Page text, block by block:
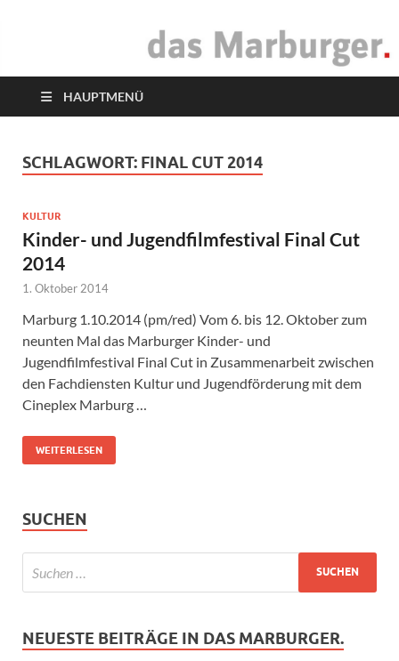
das Marburger.
HAUPTMENÜ
SCHLAGWORT: FINAL CUT 2014
KULTUR
Kinder- und Jugendfilmfestival Final Cut
2014
1. Oktober 2014
Marburg 1.10.2014 (pm/red) Vom 6. bis 12. Oktober zum
neunten Mal das Marburger Kinder- und
Jugendfilmfestival Final Cut in Zusammenarbeit zwischen
den Fachdiensten Kultur und Jugendförderung mit dem
Cineplex Marburg …
WEITERLESEN
SUCHEN
NEUESTE BEITRÄGE IN DAS MARBURGER.